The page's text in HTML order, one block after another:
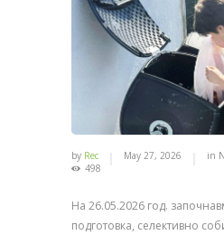
by Rec May 27, 2026 in
498
На 26.05.2026 год.
подготовка, селективно